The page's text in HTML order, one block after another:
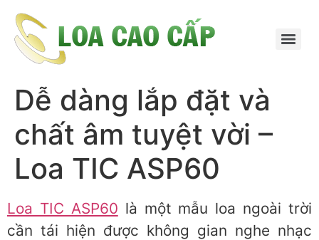
Dễ dàng lắp đặt và
chất âm tuyệt vời –
Loa TIC ASP60
Loa TIC ASP60 là một mẫu loa ngoài trời
cần tái hiện được không gian nghe nhạc